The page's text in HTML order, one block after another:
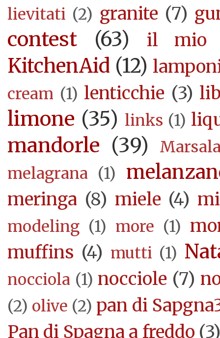
lievitati (2) granite (7)
contest (63) il mio
KitchenAid (12)
cream (1) lenticchie (3)
limone (35) links (1)
mandorle (39)
melagrana (1)
meringa (8) miele (4)
modeling (1) more (1)
muffins (4) mutti (1)
nocciola (1) nocciole (7)
(2) olive (2) pan di
Pan di Spagna a freddo (3)